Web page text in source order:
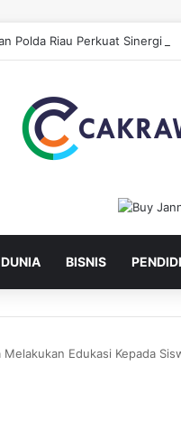
DUNIA BISNIS
Edukasi Kepada